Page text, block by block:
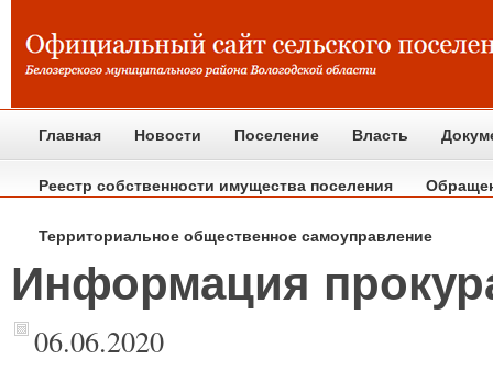
Главная Новости Поселение Власть
Реестр собственности имущества поселения
Территориальное общественное самоуправление
Информация
06.06.2020